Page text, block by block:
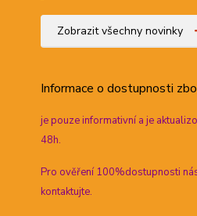
Zobrazit všechny novinky
Informace o dostupnosti
je pouze informativní a je
48h.
Pro ověření 100%dostupnosti
kontaktujte.